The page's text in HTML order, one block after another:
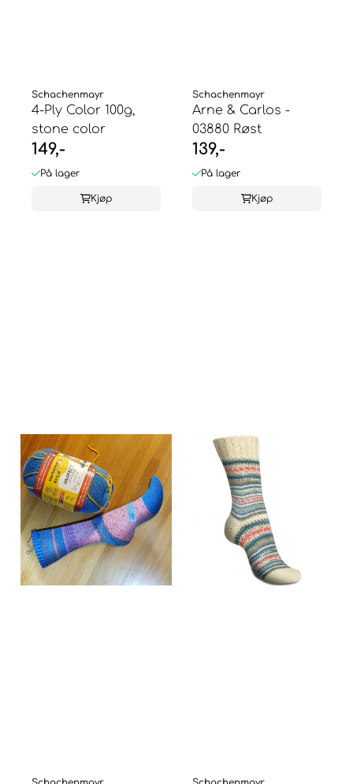
Schachenmayr
4-Ply Color 100g,
stone color
149,-
På lager
Kjøp
Schachenmayr
Arne & Carlos -
03880 Røst
139,-
På lager
Kjøp